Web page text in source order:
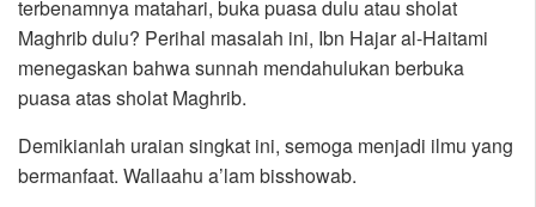
terbenamnya matahari, buka puasa dulu atau sholat
Maghrib dulu? Perihal masalah ini, Ibn Hajar al-Haitami
menegaskan bahwa sunnah mendahulukan berbuka
puasa atas sholat Maghrib.
Demikianlah uraian singkat ini, semoga menjadi ilmu yang
bermanfaat. Wallaahu a’lam bisshowab.